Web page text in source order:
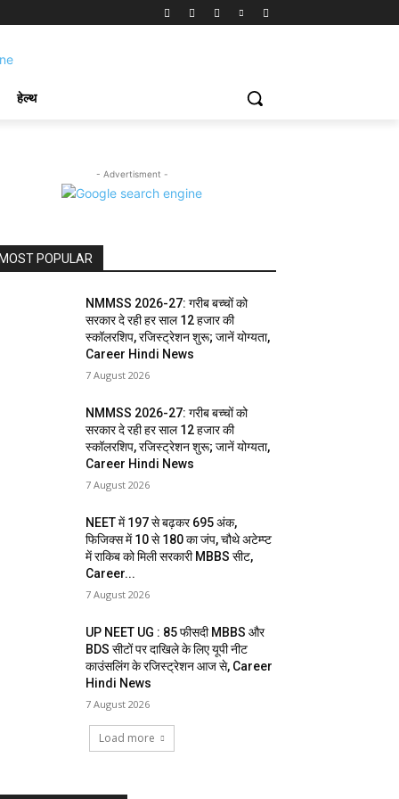
हेल्थ
- Advertisment -
MOST POPULAR
NMMSS 2026-27: गरीब बच्चों को
सरकार दे रही हर साल 12 हजार की
स्कॉलरशिप, रजिस्ट्रेशन शुरू; जानें योग्यता,
Career Hindi News
7 August 2026
NMMSS 2026-27: गरीब बच्चों को
सरकार दे रही हर साल 12 हजार की
स्कॉलरशिप, रजिस्ट्रेशन शुरू; जानें योग्यता,
Career Hindi News
7 August 2026
NEET में 197 से बढ़कर 695 अंक,
फिजिक्स में 10 से 180 का जंप, चौथे अटेम्प्ट
में राकिब को मिली सरकारी MBBS सीट,
Career...
7 August 2026
UP NEET UG : 85 फीसदी MBBS और
BDS सीटों पर दाखिले के लिए यूपी नीट
काउंसलिंग के रजिस्ट्रेशन आज से, Career
Hindi News
7 August 2026
Load more